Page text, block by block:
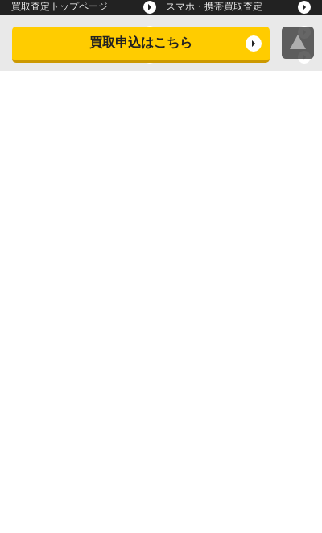
買取申込はこちら
買取査定トップページ スマホ・携帯買取査定
タブレット買取査定
スマートウォッチ買取査定